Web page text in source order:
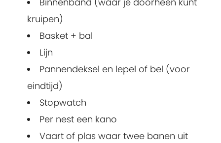
kruipen)
Basket + bal
Lijn
Pannendeksel en lepel of bel (voor
eindtijd)
Stopwatch
Per nest een kano
Vaart of plas waar twee banen uit